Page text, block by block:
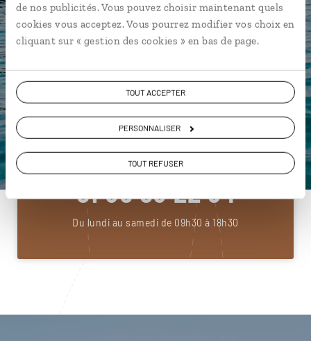
de nos publicités. Vous pouvez choisir maintenant quels
cookies vous acceptez. Vous pourrez modifier vos choix en
cliquant sur « gestion des cookies » en bas de page.
TOUT ACCEPTER
PERSONNALISER
TOUT REFUSER
Vous gardez le même interlocuteur avant,
pendant et après votre voyage.
DEMANDER UN DEVIS
ou
Construisez votre voyage avec un spécialiste Grèce
01 85 08 22 94
Du lundi au samedi de 09h30 à 18h30